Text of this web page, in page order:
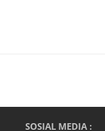
SOSIAL MEDIA :